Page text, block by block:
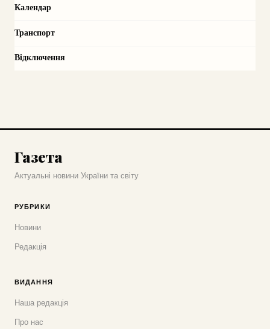
Календар
Транспорт
Відключення
Газета
Актуальні новини України та світу
РУБРИКИ
Новини
Редакція
ВИДАННЯ
Наша редакція
Про нас